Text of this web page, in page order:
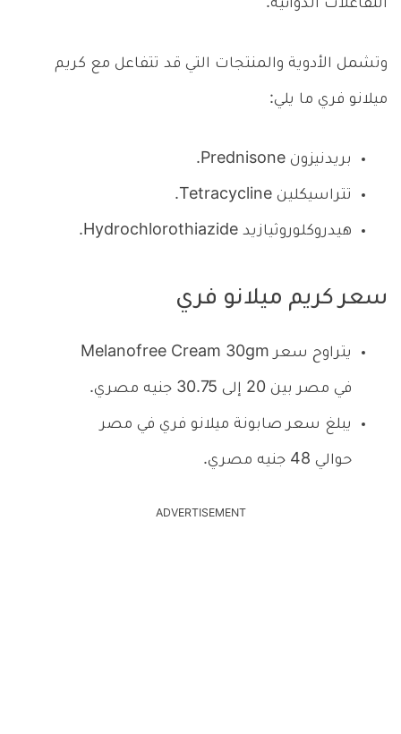
التفاعلات الدوائية.
وتشمل الأدوية والمنتجات التي قد تتفاعل مع كريم
ميلانو فري ما يلي:
بريدنيزون Prednisone.
تتراسيكلين Tetracycline.
هيدروكلوروثيازيد Hydrochlorothiazide.
سعر كريم ميلانو فري
يتراوح سعر Melanofree Cream 30gm
في مصر بين 20 إلى 30.75 جنيه مصري.
يبلغ سعر صابونة ميلانو فري في مصر
حوالي 48 جنيه مصري.
ADVERTISEMENT